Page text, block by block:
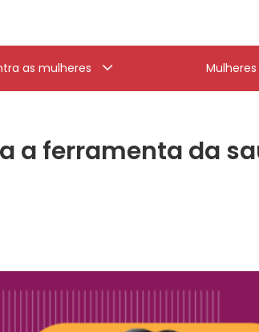
as mulheres
a ferramenta da